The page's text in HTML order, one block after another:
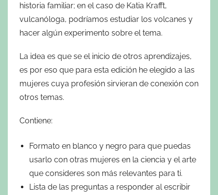
historia familiar; en el caso de Katia Krafft,
vulcanóloga, podríamos estudiar los volcanes y
hacer algún experimento sobre el tema.
La idea es que se el inicio de otros aprendizajes,
es por eso que para esta edición he elegido a las
mujeres cuya profesión sirvieran de conexión con
otros temas.
Contiene:
Formato en blanco y negro para que puedas
usarlo con otras mujeres en la ciencia y el arte
que consideres son más relevantes para ti.
Lista de las preguntas a responder al escribir